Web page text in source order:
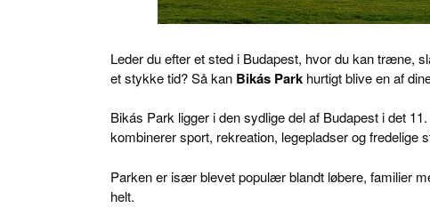
Leder du efter et sted i Budapest, hvor du kan træne,
et stykke tid? Så kan Bikás Park hurtigt blive en af
Bikás Park ligger i den sydlige del af Budapest i det
kombinerer sport, rekreation, legepladser og fredelige
Parken er især blevet populær blandt løbere, familier
helt.